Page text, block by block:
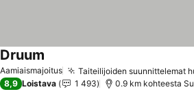
Aamiaismajoitus Taiteilijoiden suunnittelemat
Druum
8,9 Loistava 1 493 0.9 km kohteesta